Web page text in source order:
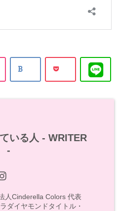
いる人 - WRITER
-
人Cinderella Colors 代表
ダイヤモンドタイトル・